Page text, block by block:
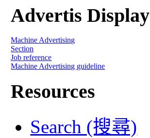
Advertis Display
Machine Advertising
Section
Job reference
Machine Advertising guideline
Resources
Search (搜尋)